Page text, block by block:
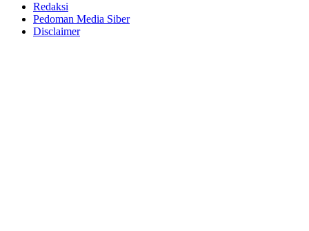
Redaksi
Pedoman Media Siber
Disclaimer